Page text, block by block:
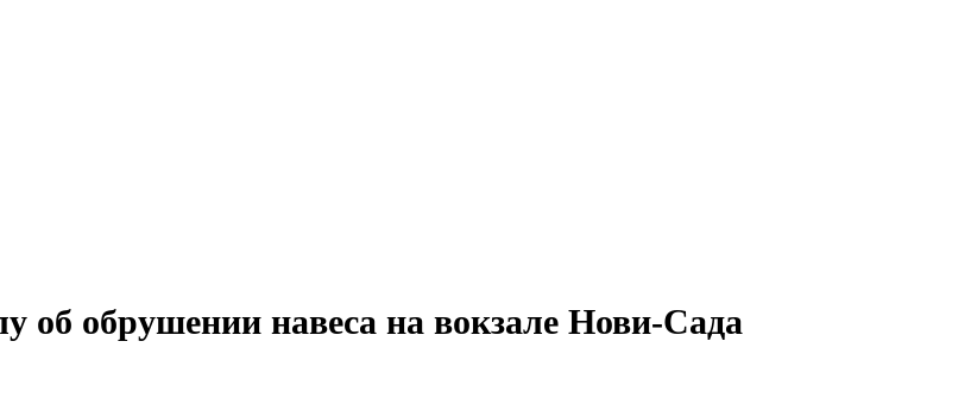
об обрушении навеса на вокзале Нови-Сада